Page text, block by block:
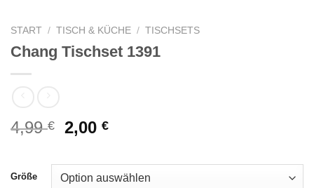
START / TISCH & KÜCHE / TISCHSETS
Chang Tischset 1391
4,99€
Ursprünglicher
war:
4,99 €
2,00€Aktueller
ist:
2,00 €.
Größe